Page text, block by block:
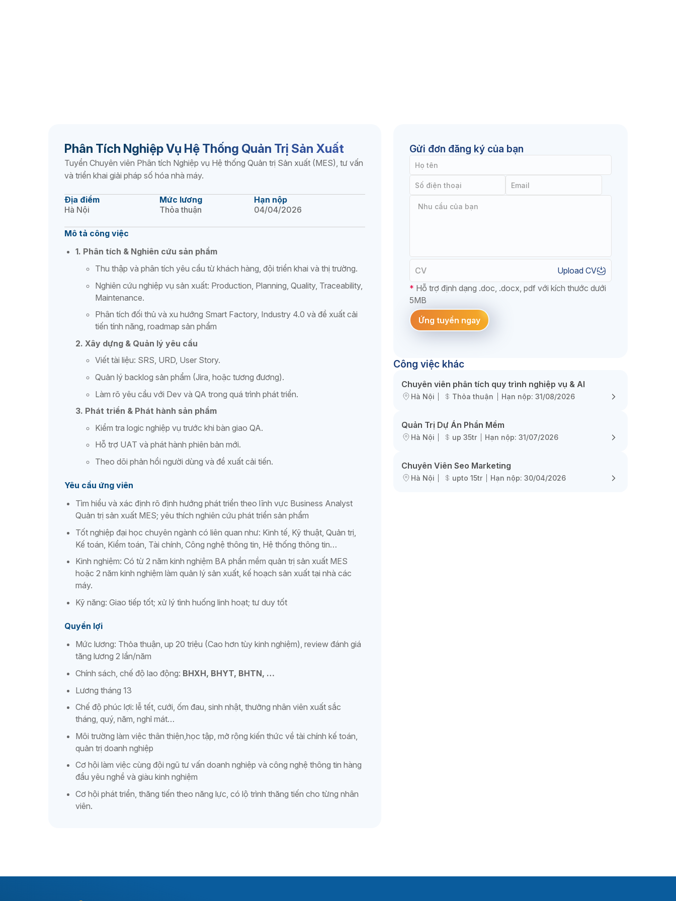
Phân Tích Nghiệp Vụ Hệ Thống Quản Trị Sản Xuất
Tuyển Chuyên viên Phân tích Nghiệp vụ Hệ thống Quản trị Sản xuất (MES), tư vấn
và triển khai giải pháp số hóa nhà máy.
Địa điểm
Hà Nội
Mức lương
Thỏa thuận
Hạn nộp
04/04/2026
Mô tả công việc
1. Phân tích & Nghiên cứu sản phẩm
Thu thập và phân tích yêu cầu từ khách hàng, đội triển khai và thị trường.
Nghiên cứu nghiệp vụ sản xuất: Production, Planning, Quality, Traceability,
Maintenance.
Phân tích đối thủ và xu hướng Smart Factory, Industry 4.0 và đề xuất cải
tiến tính năng, roadmap sản phẩm
2. Xây dựng & Quản lý yêu cầu
Viết tài liệu: SRS, URD, User Story.
Quản lý backlog sản phẩm (Jira, hoặc tương đương).
Làm rõ yêu cầu với Dev và QA trong quá trình phát triển.
3. Phát triển & Phát hành sản phẩm
Kiểm tra logic nghiệp vụ trước khi bàn giao QA.
Hỗ trợ UAT và phát hành phiên bản mới.
Theo dõi phản hồi người dùng và đề xuất cải tiến.
Yêu cầu ứng viên
Tìm hiểu và xác định rõ định hướng phát triển theo lĩnh vực Business Analyst
Quản trị sản xuất MES; yêu thích nghiên cứu phát triển sản phẩm
Tốt nghiệp đại học chuyên ngành có liên quan như: Kinh tế, Kỹ thuật, Quản trị,
Kế toán, Kiểm toán, Tài chính, Công nghệ thông tin, Hệ thống thông tin…
Kinh nghiệm: Có từ 2 năm kinh nghiệm BA phần mềm quản trị sản xuất MES
hoặc 2 năm kinh nghiệm làm quản lý sản xuất, kế hoạch sản xuất tại nhà các
máy.
Kỹ năng: Giao tiếp tốt; xử lý tình huống linh hoạt; tư duy tốt
Quyền lợi
Mức lương: Thỏa thuận, up 20 triệu (Cao hơn tùy kinh nghiệm), review đánh giá
tăng lương 2 lần/năm
Chính sách, chế độ lao động: BHXH, BHYT, BHTN, …
Lương tháng 13
Chế độ phúc lợi: lễ tết, cưới, ốm đau, sinh nhật, thưởng nhân viên xuất sắc
tháng, quý, năm, nghỉ mát…
Môi trường làm việc thân thiện,học tập, mở rộng kiến thức về tài chính kế toán,
quản trị doanh nghiệp
Cơ hội làm việc cùng đội ngũ tư vấn doanh nghiệp và công nghệ thông tin hàng
đầu yêu nghề và giàu kinh nghiệm
Cơ hội phát triển, thăng tiến theo năng lực, có lộ trình thăng tiến cho từng nhân
viên.
Gửi đơn đăng ký của bạn
CV
Upload CV
* Hỗ trợ định dạng .doc, .docx, pdf với kích thước dưới
5MB
Ứng tuyển ngay
Công việc khác
Chuyên viên phân tích quy trình nghiệp vụ & AI
Hà Nội Thỏa thuận Hạn nộp: 31/08/2026
Quản Trị Dự Án Phần Mềm
Hà Nội up 35tr Hạn nộp: 31/07/2026
Chuyên Viên Seo Marketing
Hà Nội upto 15tr Hạn nộp: 30/04/2026